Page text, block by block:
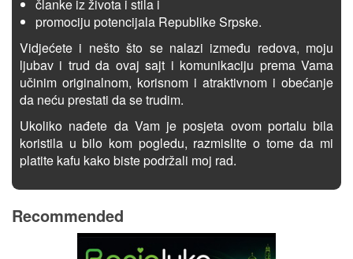
članke iz života i stila i
promociju potencijala Republike Srpske.
Vidjećete i nešto što se nalazi između redova, moju
ljubav i trud da ovaj sajt i komunikaciju prema Vama
učinim originalnom, korisnom i atraktivnom i obećanje
da neću prestati da se trudim.
Ukoliko nađete da Vam je posjeta ovom portalu bila
koristila u bilo kom pogledu, razmislite o tome da mi
platite kafu kako biste podržali moj rad.
Recommended